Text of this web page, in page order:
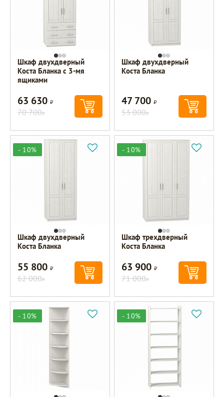
Шкаф двухдверный
Коста Бланка с 3-мя
ящиками
63 630Р
70 700Р
Шкаф двухдверный
Коста Бланка
47 700Р
53 000Р
- 10%
Шкаф двухдверный
Коста Бланка
55 800Р
62 000Р
- 10%
Шкаф трехдверный
Коста Бланка
63 900Р
71 000Р
- 10% - 10%